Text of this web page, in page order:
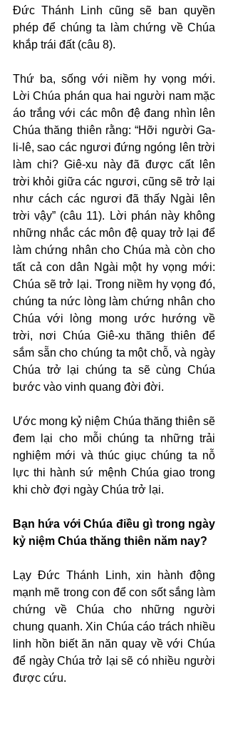
Đức Thánh Linh cũng sẽ ban quyền
phép để chúng ta làm chứng về Chúa
khắp trái đất (câu 8).
Thứ ba, sống với niềm hy vọng mới.
Lời Chúa phán qua hai người nam mặc
áo trắng với các môn đệ đang nhìn lên
Chúa thăng thiên rằng: “Hỡi người Ga-
li-lê, sao các ngươi đứng ngóng lên trời
làm chi? Giê-xu này đã được cất lên
trời khỏi giữa các ngươi, cũng sẽ trở lại
như cách các ngươi đã thấy Ngài lên
trời vậy” (câu 11). Lời phán này không
những nhắc các môn đệ quay trở lại để
làm chứng nhân cho Chúa mà còn cho
tất cả con dân Ngài một hy vọng mới:
Chúa sẽ trở lại. Trong niềm hy vọng đó,
chúng ta nức lòng làm chứng nhân cho
Chúa với lòng mong ước hướng về
trời, nơi Chúa Giê-xu thăng thiên để
sắm sẵn cho chúng ta một chỗ, và ngày
Chúa trở lại chúng ta sẽ cùng Chúa
bước vào vinh quang đời đời.
Ước mong kỷ niệm Chúa thăng thiên sẽ
đem lại cho mỗi chúng ta những trải
nghiệm mới và thúc giục chúng ta nỗ
lực thi hành sứ mệnh Chúa giao trong
khi chờ đợi ngày Chúa trở lại.
Bạn hứa với Chúa điều gì trong ngày
kỷ niệm Chúa thăng thiên năm nay?
Lạy Đức Thánh Linh, xin hành động
mạnh mẽ trong con để con sốt sắng làm
chứng về Chúa cho những người
chung quanh. Xin Chúa cáo trách nhiều
linh hồn biết ăn năn quay về với Chúa
để ngày Chúa trở lại sẽ có nhiều người
được cứu.